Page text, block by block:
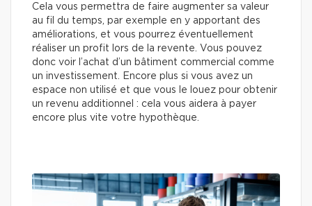
Cela vous permettra de faire augmenter sa valeur
au fil du temps, par exemple en y apportant des
améliorations, et vous pourrez éventuellement
réaliser un profit lors de la revente. Vous pouvez
donc voir l’achat d’un bâtiment commercial comme
un investissement. Encore plus si vous avez un
espace non utilisé et que vous le louez pour obtenir
un revenu additionnel : cela vous aidera à payer
encore plus vite votre hypothèque.